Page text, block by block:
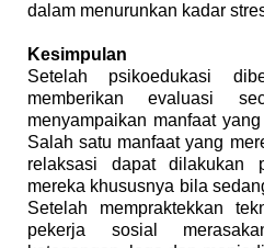
dalam menurunkan kadar
Kesimpulan
Setelah psikoedukasi
memberikan evaluasi
menyampaikan manfaat
Salah satu manfaat yang
relaksasi dapat dilakukan
mereka khususnya bila
Setelah mempraktekkan
pekerja sosial